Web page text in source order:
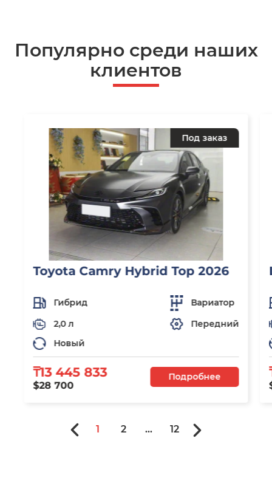
Популярно среди наших
клиентов
Под заказ
Toyota Camry Hybrid Top 2026
Гибрид
Вариатор
2,0 л
Передний
Новый
₸13 445 833
$28 700
Подробнее
1 2 ... 12